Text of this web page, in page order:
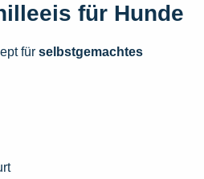
für Hunde
für selbstgemachtes